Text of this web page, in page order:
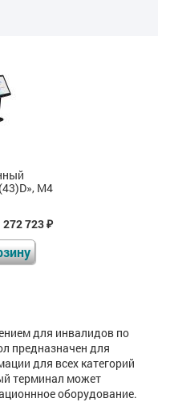
М4
272 723₽
для инвалидов по
предназначен для
для всех категорий
терминал может
оборудование.